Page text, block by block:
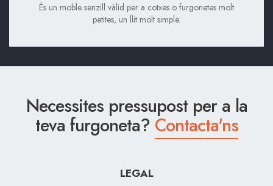
És un moble senzill vàlid per a cotxes o furgonetes molt
petites, un llit molt simple.
Necessites pressupost per a la
teva furgoneta? Contacta'ns
LEGAL